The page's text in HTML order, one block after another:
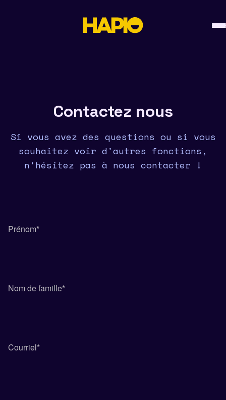
Contactez nous
Si vous avez des questions ou si vous
souhaitez voir d'autres fonctions,
n'hésitez pas à nous contacter !
Prénom*
Nom de famille*
Courriel*